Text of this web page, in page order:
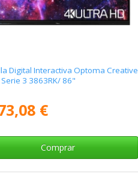
Digital Interactiva Optoma Creative
3 3863RK/ 86"
€
Comprar